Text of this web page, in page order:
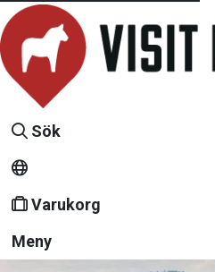
Sök
Varukorg
Meny